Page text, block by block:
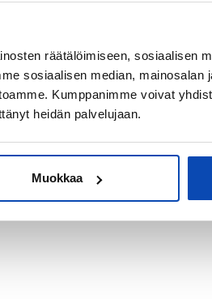
räätälöimiseen, sosiaalisen
sosiaalisen median, mainosalan
Kumppanimme voivat
heidän palvelujaan.
Muokkaa